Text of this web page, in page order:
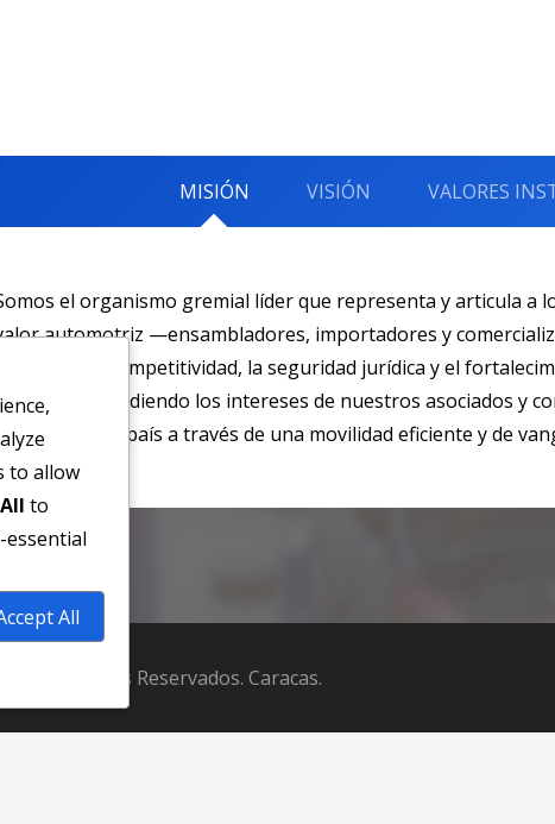
MISIÓN VISIÓN VALORES
el organismo gremial líder que representa y articula a
automotriz —ensambladores, importadores y
promover la competitividad, la seguridad jurídica y el
defendiendo los intereses de nuestros asociados y
del país a través de una movilidad eficiente y de
info@cavenez.org.ve Caracas,
Derechos Reservados. Caracas.
to allow
to
essential
All